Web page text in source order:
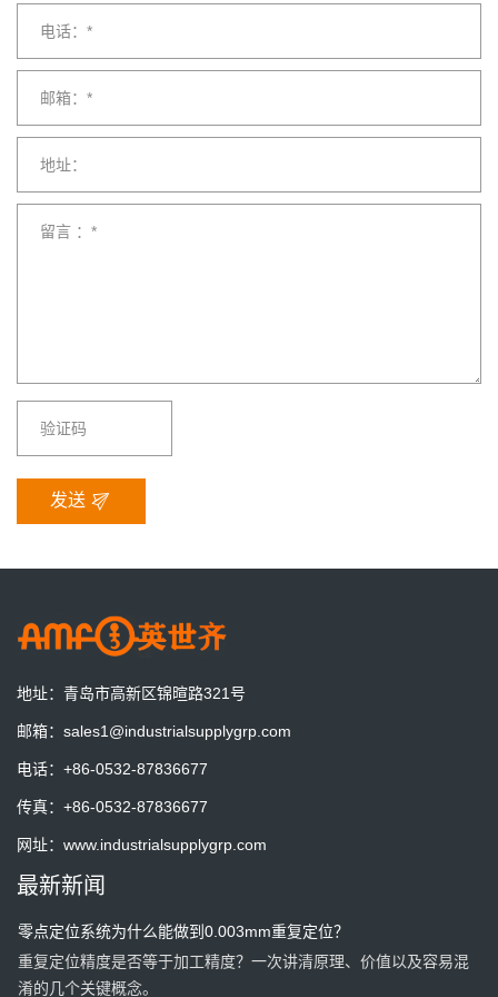
发送
地址： 青岛市高新区锦暄路321号
邮箱： sales1@industrialsupplygrp.com
电话： +86-0532-87836677
传真： +86-0532-87836677
网址： www.industrialsupplygrp.com
最新新闻
AMF零点定位系统增加夹紧信号检测，与机器人和机床完美贴合，
实现加工的柔性化和自动化
AMF德国将展出最新零点定位系统技术
的更有价值。
零点定位系统为什么能做到0.003mm重复定位？
重复定位精度是否等于加工精度？一次讲清原理、价值以及容易混
淆的几个关键概念。